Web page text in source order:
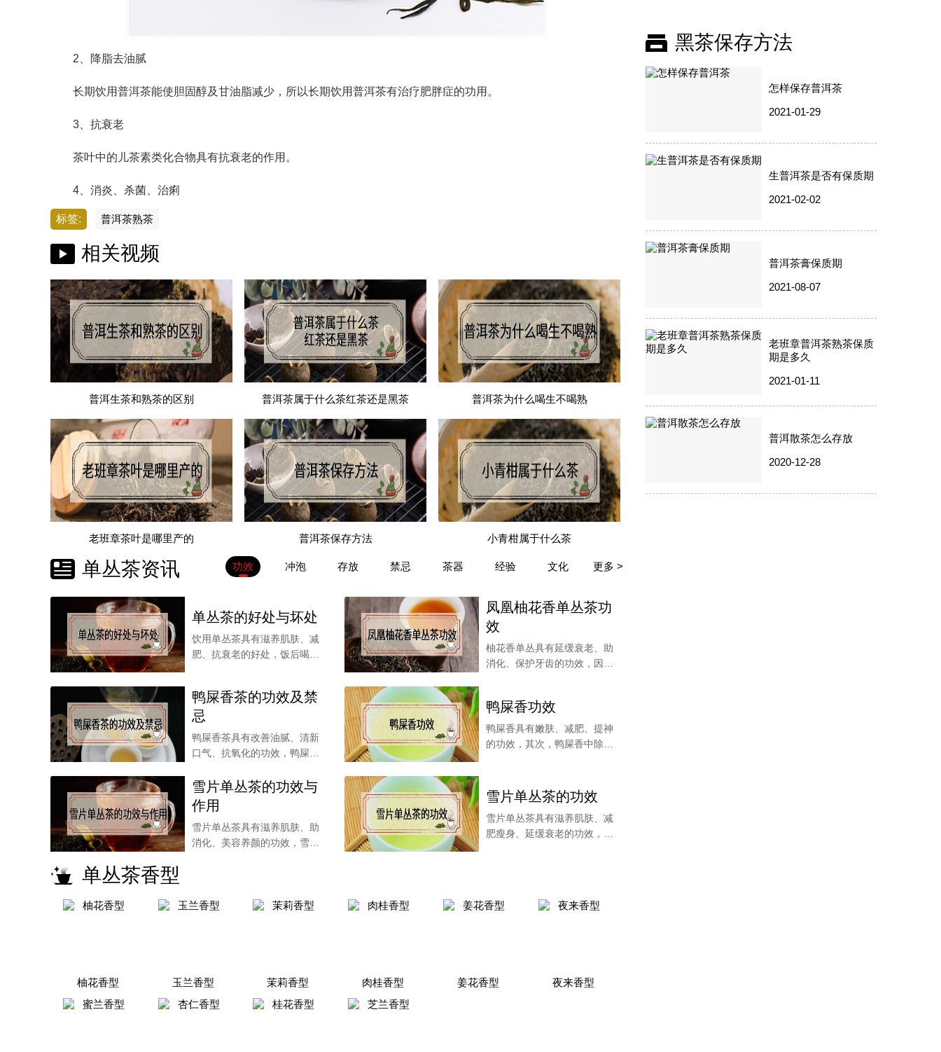
2、降脂去油腻
长期饮用普洱茶能使胆固醇及甘油脂减少，所以长期饮用普洱茶有治疗肥胖症的功用。
3、抗衰老
茶叶中的儿茶素类化合物具有抗衰老的作用。
4、消炎、杀菌、治痢
标签: 普洱茶熟茶
相关视频
普洱生茶和熟茶的区别 普洱茶属于什么茶红茶还是黑茶 普洱茶为什么喝生不喝熟
老班章茶叶是哪里产的 普洱茶保存方法 小青柑属于什么茶
单丛茶资讯 功效 冲泡 存放 禁忌 茶器 经验 文化 更多 >
单丛茶的好处与坏处
饮用单丛茶具有滋养肌肤、减
肥、抗衰老的好处，饭后喝一
凤凰柚花香单丛茶功
效
柚花香单丛具有延缓衰老、助
消化、保护牙齿的功效，因为
鸭屎香茶的功效及禁
忌
鸭屎香茶具有改善油腻、清新
口气、抗氧化的功效，鸭屎香
鸭屎香功效
鸭屎香具有嫩肤、减肥、提神
的功效，其次，鸭屎香中除了
雪片单丛茶的功效与
作用
雪片单丛茶具有滋养肌肤、助
消化、美容养颜的功效，雪片
雪片单丛茶的功效
雪片单丛茶具有滋养肌肤、减
肥瘦身、延缓衰老的功效，茶
单丛茶香型
柚花香型 玉兰香型 茉莉香型 肉桂香型 姜花香型 夜来香型
黑茶保存方法
怎样保存普洱茶
2021-01-29
生普洱茶是否有保质期
2021-02-02
普洱茶膏保质期
2021-08-07
老班章普洱茶熟茶保质
期是多久
2021-01-11
普洱散茶怎么存放
2020-12-28